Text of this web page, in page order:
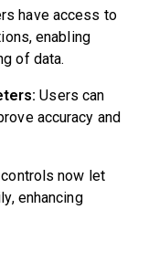
have access to
enabling
of data.
Users can
accuracy and
now let
enhancing